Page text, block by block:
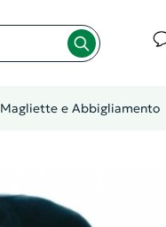
Magliette e Abbigliamento